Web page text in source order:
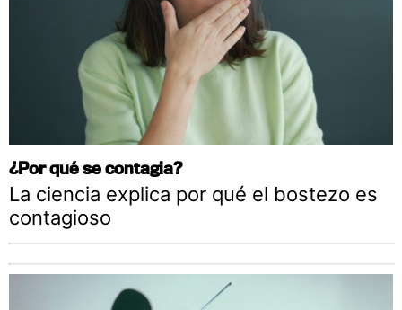
¿Por qué se contagia?
La ciencia explica por qué el bostezo es
contagioso